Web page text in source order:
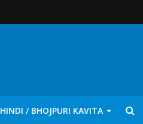
HINDI / BHOJPURI KAVITA